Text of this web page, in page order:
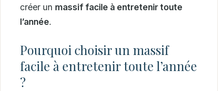
créer un massif facile à entretenir toute
l’année.
Pourquoi choisir un massif
facile à entretenir toute l’année
?